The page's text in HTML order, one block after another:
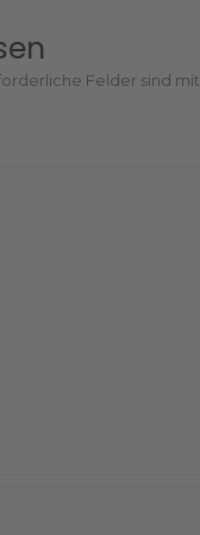
Felder sind mit